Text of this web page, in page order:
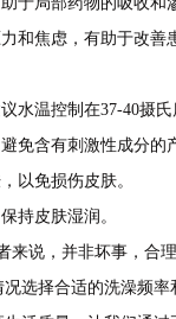
焦虑，有助于改善
温控制在37-40摄氏
含有刺激性成分的产
免损伤皮肤。
持皮肤湿润。
说，并非坏事，合
选择合适的洗澡频